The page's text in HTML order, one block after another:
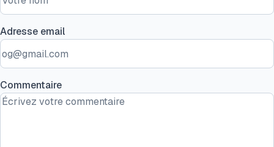
Adresse email
Commentaire